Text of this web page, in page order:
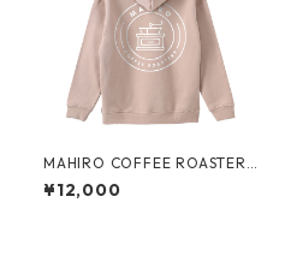
MAHIRO COFFEE ROASTERY
裏起毛Bigパーカー
¥12,000